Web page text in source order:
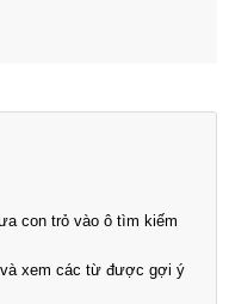
con trỏ vào ô tìm kiếm
xem các từ được gợi ý